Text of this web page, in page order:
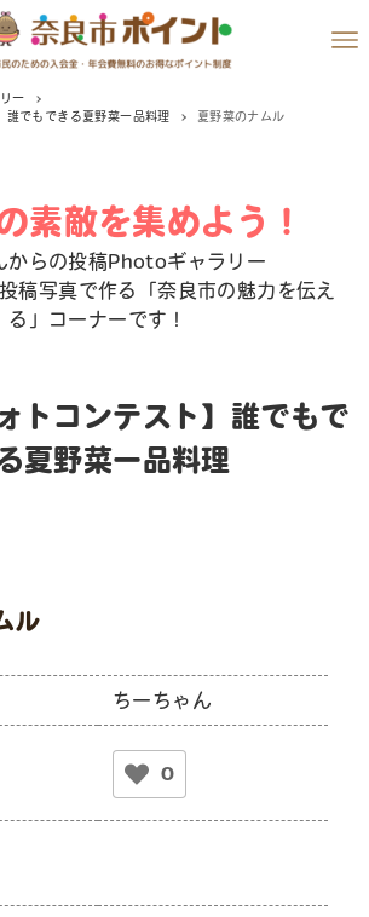
ー
誰でもできる夏野菜一品料理
夏野菜のナムル
素敵を集めよう！
からの投稿Photoギャラリー
稿写真で作る「奈良市の魅力を伝え
る」コーナーです！
トコンテスト】誰でもで
夏野菜一品料理
ル
ちーちゃん
0